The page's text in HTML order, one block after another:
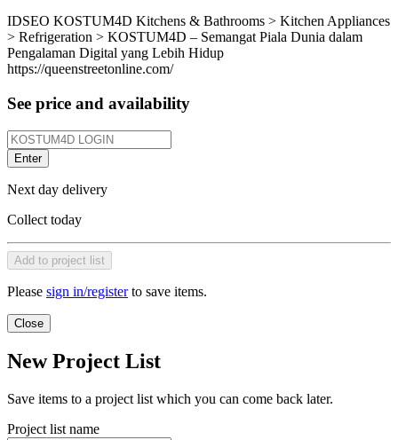
IDSEO KOSTUM4D Kitchens & Bathrooms > Kitchen Appliances
> Refrigeration > KOSTUM4D – Semangat Piala Dunia dalam
Pengalaman Digital yang Lebih Hidup
https://queenstreetonline.com/
See price and availability
Enter
Next day delivery
Collect today
Add to project list
Please sign in/registerto save items.
Close
New Project List
Save items to a project list which you can come back later.
Project list name